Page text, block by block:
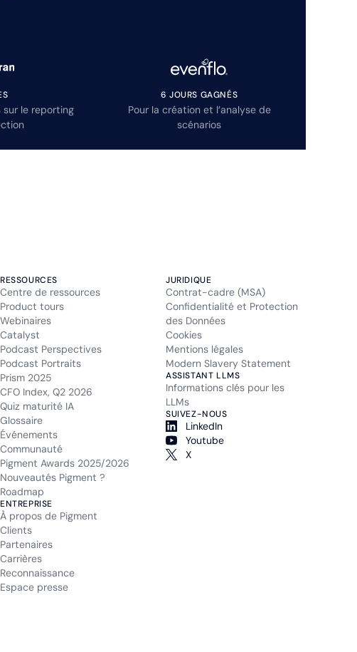
sur le reporting
6 JOURS GAGNÉS
Pour la création et l’analyse de
scénarios
RESSOURCES
Centre de ressources
Product tours
Webinaires
Catalyst
Podcast Perspectives
Podcast Portraits
Prism 2025
CFO Index, Q2 2026
Quiz maturité IA
Glossaire
Événements
Communauté
Pigment Awards 2025/2026
Nouveautés Pigment ?
Roadmap
ENTREPRISE
À propos de Pigment
Clients
Partenaires
Carrières
Reconnaissance
Espace presse
JURIDIQUE
Contrat-cadre (MSA)
Confidentialité et Protection
des Données
Cookies
Mentions légales
Modern Slavery Statement
ASSISTANT LLMS
Informations clés pour les
LLMs
SUIVEZ-NOUS
LinkedIn
Youtube
X